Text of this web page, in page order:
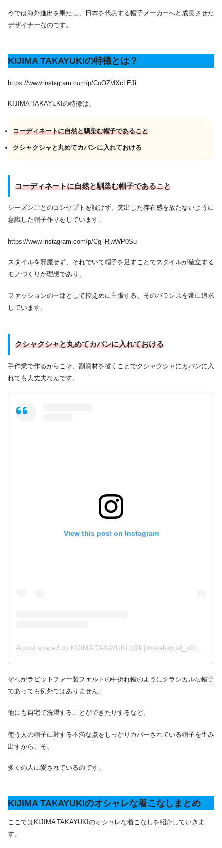
今では海外進出を果たし、日本を代表する帽子メーカーへと成長させた
デザイナーなのです。
KIJIMA TAKAYUKIの特徴とは？
https://www.instagram.com/p/CoOZMXcLEJi
KIJIMA TAKAYUKIの特徴は、
コーディネートに自然と馴染む帽子であること
クシャクシャと丸めてカバンに入れておける
コーディネートに自然と馴染む帽子であること
シーズンごとのコンセプトを設けず、突出した存在感を放たないように
意識した帽子作りをしています。
https://www.instagram.com/p/Cg_RjwWP0Su
スタイルを邪魔せず、それでいて帽子を足すことでスタイルが確立する
モノづくりが理想であり、
ファッションの一部として控えめに主張する、そのバランスを常に追求
しています。
クシャクシャと丸めてカバンに入れておける
手作業で作るからこそ、副資材を省くことでクシャクシャにカバンに入
れても大丈夫なんです。
View this post on Instagram
それがラビットファー製フェルトの中折れ帽のようにクラシカルな帽子
であっても例外ではありません。
他にも自宅で洗濯することができたりするなど、
使う人の帽子に対する不満な点をしっかりカバーされている帽子を生み
出すからこそ、
多くの人に愛されているのです。
KIJIMA TAKAYUKIのオシャレな着こなしまとめ
ここではKIJIMA TAKAYUKIのオシャレな着こなしを紹介していきま
す。